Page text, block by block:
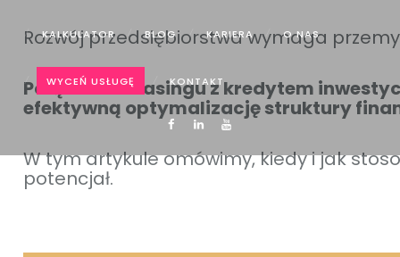
KALKULATOR BLOG KARIERA O NAS
WYCEŃ USŁUGĘ KONTAKT
Rozwój przedsiębiorstwa wymaga
Połączenie leasingu z kredytem
efektywną optymalizację struktury
W tym artykule omówimy, kiedy i jak
potencjał.